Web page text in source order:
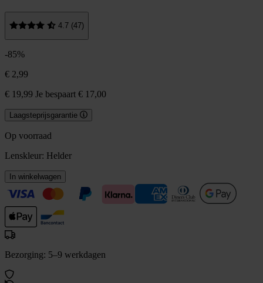
4.7 (47)
-85%
€ 2,99
€ 19,99 Je bespaart € 17,00
Laagsteprijsgarantie
Op voorraad
Lenskleur: Helder
In winkelwagen
Bezorging: 5–9 werkdagen